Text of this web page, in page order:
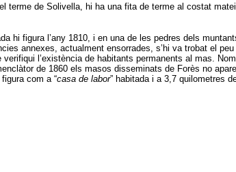
terme de Solivella, hi ha una fita de terme al costat
hi figura l’any 1810, i en una de les pedres dels
annexes, actualment ensorrades, s’hi va trobat el
verifiqui l’existència de habitants permanents al mas.
de 1860 els masos disseminats de Forès no
com a “casa de labor” habitada i a 3,7 quilometres